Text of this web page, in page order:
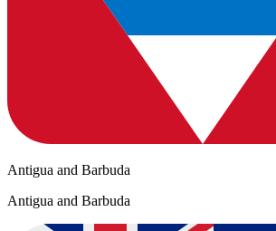
Antigua and Barbuda
Antigua and Barbuda